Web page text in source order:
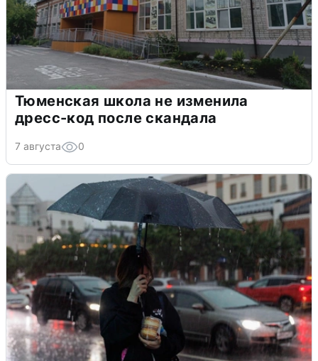
Тюменская школа не изменила
дресс-код после скандала
7 августа 0